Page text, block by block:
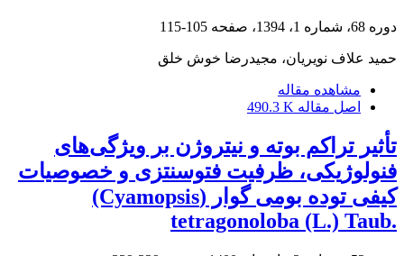
دوره 68، شماره 1، 1394، صفحه 105-115
حمید علاف نویریان، مجیدرضا خوش خلق
مشاهده مقاله
اصل مقاله 490.3 K
تأثیر تراکم بوته و نیتروژن بر ویژگی‌های
فنولوژیکی، ظرفیت فتوسنتزی و خصوصیات
کیفی توده ‏بومی گوار (‏‎(Cyamopsis
tetragonoloba (L.) Taub.‎